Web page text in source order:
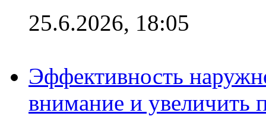
25.6.2026, 18:05
Эффективность
внимание и увеличить